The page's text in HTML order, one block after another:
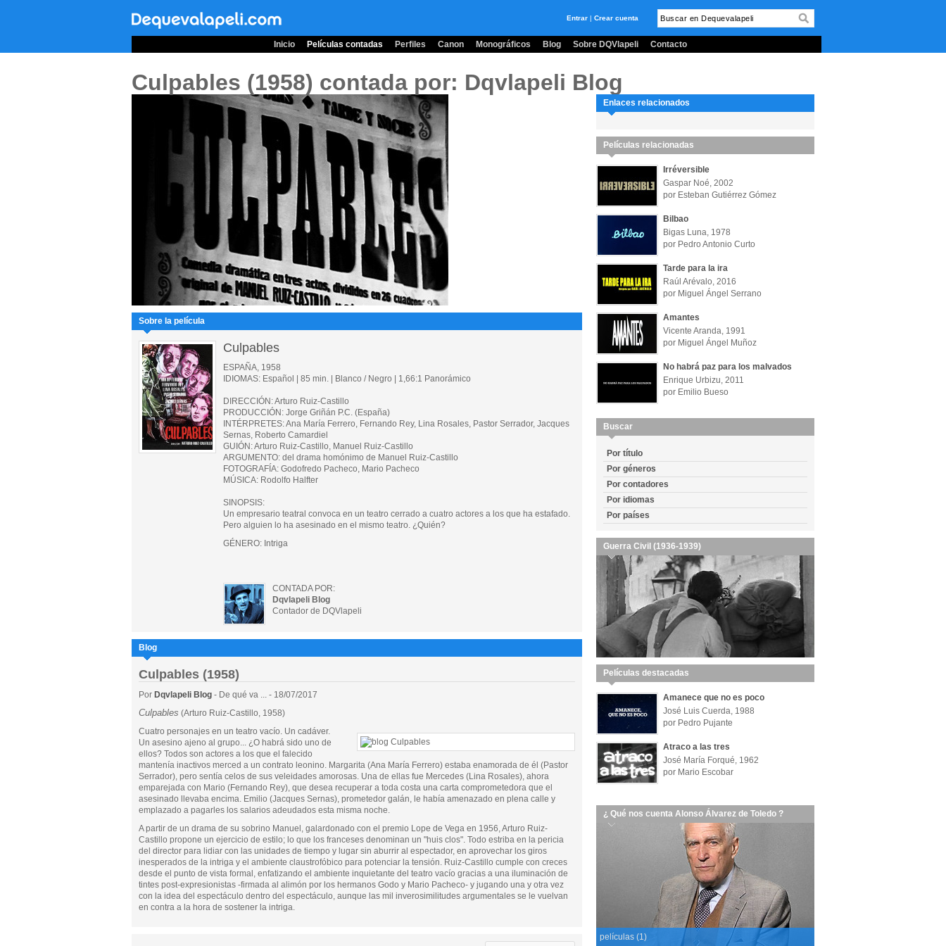
Entrar | Crear cuenta
Inicio Películas contadas Perfiles Canon Monográficos Blog Sobre DQVlapeli Contacto
Culpables (1958) contada por: Dqvlapeli Blog
Sobre la película
Culpables
ESPAÑA, 1958
IDIOMAS: Español | 85 min. | Blanco / Negro | 1,66:1 Panorámico
DIRECCIÓN: Arturo Ruiz-Castillo
PRODUCCIÓN: Jorge Griñán P.C. (España)
INTÉRPRETES: Ana María Ferrero, Fernando Rey, Lina Rosales, Pastor Serrador, Jacques
Sernas, Roberto Camardiel
GUIÓN: Arturo Ruiz-Castillo, Manuel Ruiz-Castillo
ARGUMENTO: del drama homónimo de Manuel Ruiz-Castillo
FOTOGRAFÍA: Godofredo Pacheco, Mario Pacheco
MÚSICA: Rodolfo Halfter
SINOPSIS:
Un empresario teatral convoca en un teatro cerrado a cuatro actores a los que ha estafado.
Pero alguien lo ha asesinado en el mismo teatro. ¿Quién?
GÉNERO: Intriga
CONTADA POR:
Dqvlapeli Blog
Contador de DQVlapeli
Blog
Culpables (1958)
Por Dqvlapeli Blog - De qué va ... - 18/07/2017
Culpables (Arturo Ruiz-Castillo, 1958)
Cuatro personajes en un teatro vacío. Un cadáver.
Un asesino ajeno al grupo... ¿O habrá sido uno de
ellos? Todos son actores a los que el falecido
mantenía inactivos merced a un contrato leonino. Margarita (Ana María Ferrero) estaba enamorada de él (Pastor
Serrador), pero sentía celos de sus veleidades amorosas. Una de ellas fue Mercedes (Lina Rosales), ahora
emparejada con Mario (Fernando Rey), que desea recuperar a toda costa una carta comprometedora que el
asesinado llevaba encima. Emilio (Jacques Sernas), prometedor galán, le había amenazado en plena calle y
emplazado a pagarles los salarios adeudados esta misma noche.
A partir de un drama de su sobrino Manuel, galardonado con el premio Lope de Vega en 1956, Arturo Ruiz-
Castillo propone un ejercicio de estilo; lo que los franceses denominan un "huis clos". Todo estriba en la pericia
del director para lidiar con las unidades de tiempo y lugar sin aburrir al espectador, en aprovechar los giros
inesperados de la intriga y el ambiente claustrofóbico para potenciar la tensión. Ruiz-Castillo cumple con creces
desde el punto de vista formal, enfatizando el ambiente inquietante del teatro vacío gracias a una iluminación de
tintes post-expresionistas -firmada al alimón por los hermanos Godo y Mario Pacheco- y jugando una y otra vez
con la idea del espectáculo dentro del espectáculo, aunque las mil inverosimilitudes argumentales se le vuelvan
en contra a la hora de sostener la intriga.
Enlaces relacionados
Películas relacionadas
Irréversible
Gaspar Noé, 2002
por Esteban Gutiérrez Gómez
Bilbao
Bigas Luna, 1978
por Pedro Antonio Curto
Tarde para la ira
Raúl Arévalo, 2016
por Miguel Ángel Serrano
Amantes
Vicente Aranda, 1991
por Miguel Ángel Muñoz
No habrá paz para los malvados
Enrique Urbizu, 2011
por Emilio Bueso
Buscar
Por título
Por géneros
Por contadores
Por idiomas
Por países
Guerra Civil (1936-1939)
Películas destacadas
Amanece que no es poco
José Luis Cuerda, 1988
por Pedro Pujante
Atraco a las tres
José María Forqué, 1962
por Mario Escobar
¿ Qué nos cuenta Alonso Álvarez de Toledo ?
películas (1)